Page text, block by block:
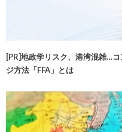
[PR]地政学リスク、港湾混雑…
ジ方法「FFA」とは